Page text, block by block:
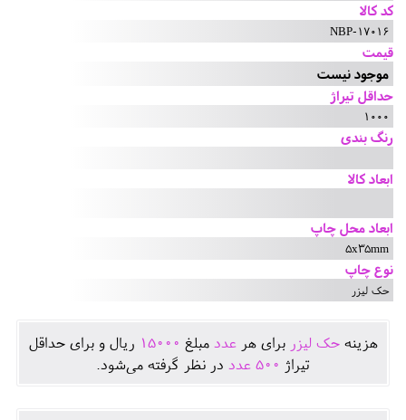
کد کالا
NBP-17016
قیمت
موجود نیست
حداقل تیراژ
1000
رنگ بندی
ابعاد کالا
ابعاد محل چاپ
5x35mm
نوع چاپ
حک لیزر
هزينهحک لیزر برای هرعدد مبلغ 15000 ريال و برای حداقل
تيراژ 500 عدد در نظر گرفته می‌شود.